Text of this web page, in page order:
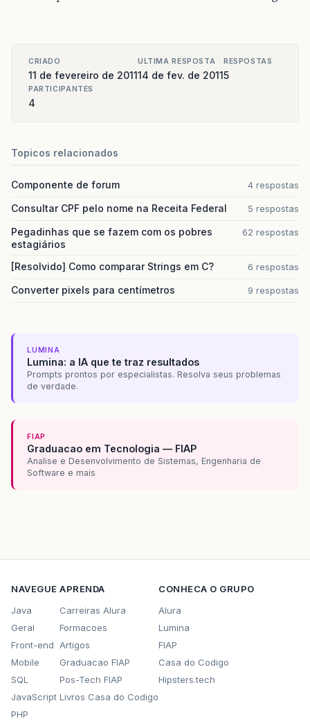
CRIADO
11 de fevereiro de 2011
ULTIMA RESPOSTA
14 de fev. de 2011
RESPOSTAS
5
PARTICIPANTES
4
Topicos relacionados
Componente de forum 4 respostas
Consultar CPF pelo nome na Receita Federal 5 respostas
Pegadinhas que se fazem com os pobres
estagiários
62 respostas
[Resolvido] Como comparar Strings em C? 6 respostas
Converter pixels para centímetros 9 respostas
LUMINA
Lumina: a IA que te traz resultados
Prompts prontos por especialistas. Resolva seus problemas
de verdade.
FIAP
Graduacao em Tecnologia — FIAP
Analise e Desenvolvimento de Sistemas, Engenharia de
Software e mais
NAVEGUE
Java
Geral
Front-end
Mobile
SQL
JavaScript
PHP
APRENDA
Carreiras Alura
Formacoes
Artigos
Graduacao FIAP
Pos-Tech FIAP
Livros Casa do Codigo
CONHECA O GRUPO
Alura
Lumina
FIAP
Casa do Codigo
Hipsters.tech